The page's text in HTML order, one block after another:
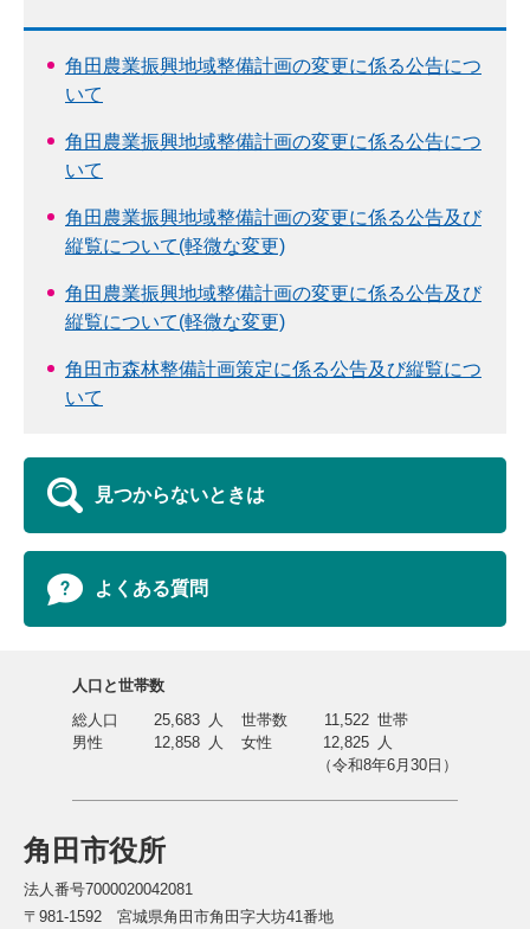
角田農業振興地域整備計画の変更に係る公告につ
いて
角田農業振興地域整備計画の変更に係る公告につ
いて
角田農業振興地域整備計画の変更に係る公告及び
縦覧について(軽微な変更)
角田農業振興地域整備計画の変更に係る公告及び
縦覧について(軽微な変更)
角田市森林整備計画策定に係る公告及び縦覧につ
いて
見つからないときは
よくある質問
角田市役所
法人番号7000020042081
〒981-1592 宮城県角田市角田字大坊41番地
人口と世帯数
総人口
25,683 人 世帯数 11,522 世帯
男性
12,858 人 女性 12,825
人
（令和8年6月30日）